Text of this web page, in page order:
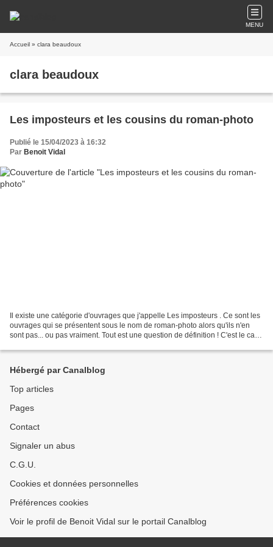
MENU
Accueil » clara beaudoux
clara beaudoux
Les imposteurs et les cousins du roman-photo
Publié le 15/04/2023 à 16:32
Par Benoit Vidal
Il existe une catégorie d'ouvrages que j'appelle Les imposteurs . Ce sont les
ouvrages qui se présentent sous le nom de roman-photo alors qu'ils n'en
sont pas... ou pas vraiment. Tout est une question de définition ! C'est le cas
Hébergé par Canalblog
Top articles
Pages
Contact
Signaler un abus
C.G.U.
Cookies et données personnelles
Préférences cookies
Voir le profil de Benoit Vidal sur le portail Canalblog